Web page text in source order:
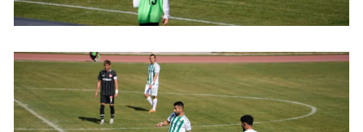
Kırıkkale
Şırnak
Bartın